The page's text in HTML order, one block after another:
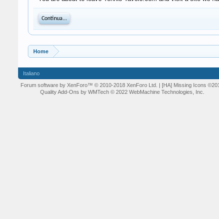
Continua...
Home
Italiano
Forum software by XenForo™ © 2010-2018 XenForo Ltd. | [HA] Missing Icons
Quality Add-Ons by WMTech © 2022 WebMachine Technologies, Inc.